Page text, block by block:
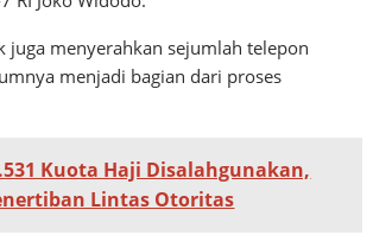
juga menyerahkan sejumlah telepon
menjadi bagian dari proses
Kuota Haji Disalahgunakan,
Lintas Otoritas